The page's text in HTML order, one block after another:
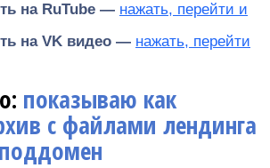
на RuTube — нажать, перейти и
на VK видео — нажать, перейти
показываю как
с файлами лендинга